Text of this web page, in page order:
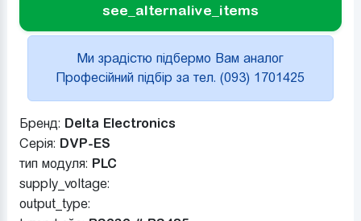
see_alternalive_items
Ми зрадістю підбермо Вам аналог
Професійний підбір за тел. (093) 1701425
Бренд: Delta Electronics
Серія: DVP-ES
тип модуля: PLC
supply_voltage:
output_type: